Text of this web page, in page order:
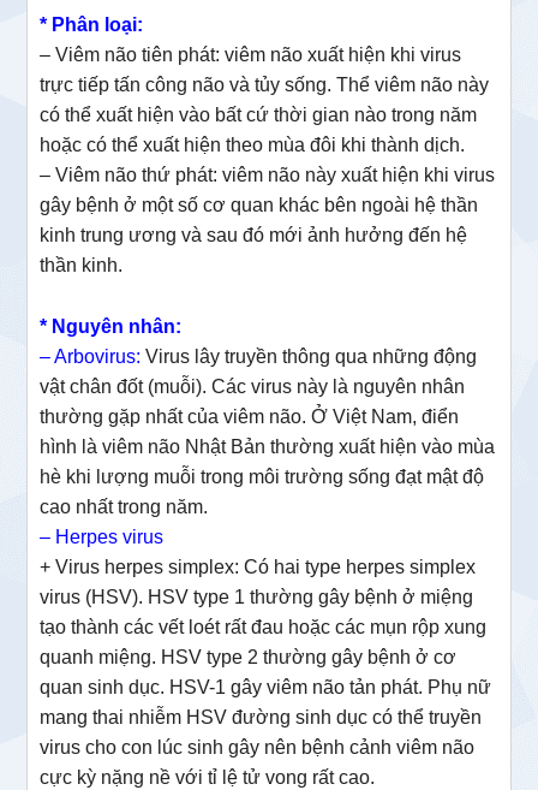
* Phân loại:
– Viêm não tiên phát: viêm não xuất hiện khi virus
trực tiếp tấn công não và tủy sống. Thể viêm não này
có thể xuất hiện vào bất cứ thời gian nào trong năm
hoặc có thể xuất hiện theo mùa đôi khi thành dịch.
– Viêm não thứ phát: viêm não này xuất hiện khi virus
gây bệnh ở một số cơ quan khác bên ngoài hệ thần
kinh trung ương và sau đó mới ảnh hưởng đến hệ
thần kinh.
* Nguyên nhân:
– Arbovirus: Virus lây truyền thông qua những động
vật chân đốt (muỗi). Các virus này là nguyên nhân
thường gặp nhất của viêm não. Ở Việt Nam, điển
hình là viêm não Nhật Bản thường xuất hiện vào mùa
hè khi lượng muỗi trong môi trường sống đạt mật độ
cao nhất trong năm.
– Herpes virus
+ Virus herpes simplex: Có hai type herpes simplex
virus (HSV). HSV type 1 thường gây bệnh ở miệng
tạo thành các vết loét rất đau hoặc các mụn rộp xung
quanh miệng. HSV type 2 thường gây bệnh ở cơ
quan sinh dục. HSV-1 gây viêm não tản phát. Phụ nữ
mang thai nhiễm HSV đường sinh dục có thể truyền
virus cho con lúc sinh gây nên bệnh cảnh viêm não
cực kỳ nặng nề với tỉ lệ tử vong rất cao.